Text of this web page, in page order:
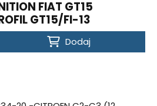
FIAT GT15
GT15/FI-13
Dodaj